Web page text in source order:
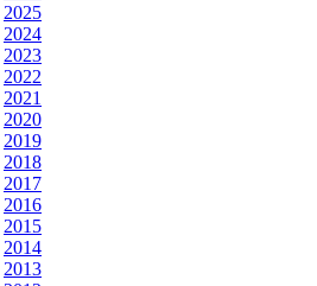
2025
2024
2023
2022
2021
2020
2019
2018
2017
2016
2015
2014
2013